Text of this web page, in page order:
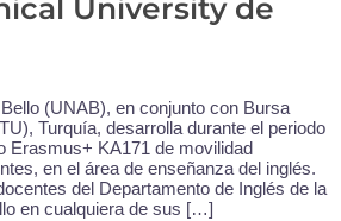
University de
(UNAB), en conjunto con Bursa
Turquía, desarrolla durante el periodo
Erasmus+ KA171 de movilidad
en el área de enseñanza del inglés.
del Departamento de Inglés de la
en cualquiera de sus […]